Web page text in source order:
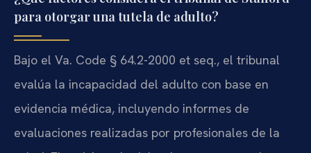
para otorgar una tutela de adulto?
Bajo el Va. Code § 64.2-2000 et seq., el tribunal
evalúa la incapacidad del adulto con base en
evidencia médica, incluyendo informes de
evaluaciones realizadas por profesionales de la